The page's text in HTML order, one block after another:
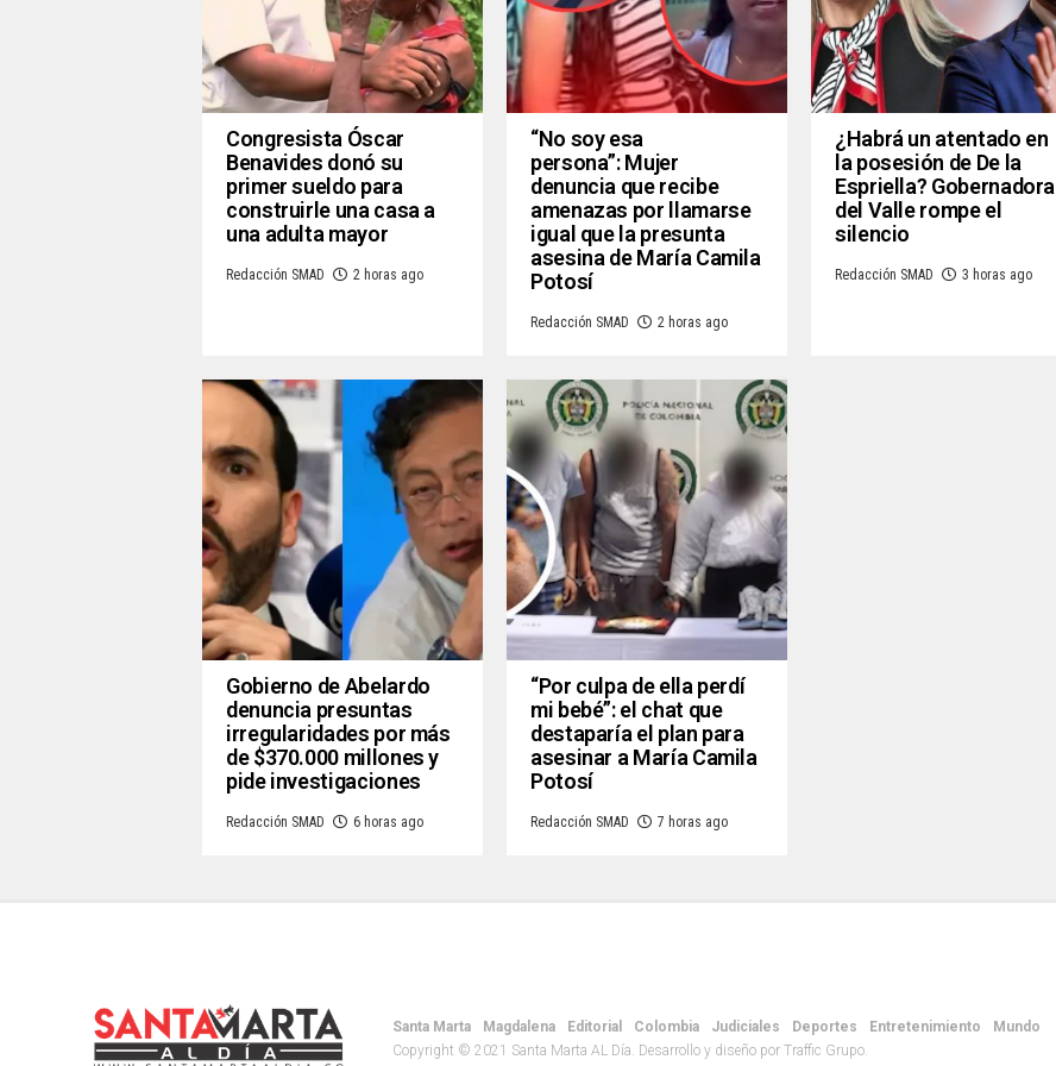
Congresista Óscar
Benavides donó su
primer sueldo para
construirle una casa a
una adulta mayor
Redacción SMAD 2 horas ago
“No soy esa
persona”: Mujer
denuncia que recibe
amenazas por llamarse
igual que la presunta
asesina de María Camila
Potosí
Redacción SMAD 2 horas ago
¿Habrá un atentado en
la posesión de De la
Espriella? Gobernadora
del Valle rompe el
silencio
Redacción SMAD 3 horas ago
Gobierno de Abelardo
denuncia presuntas
irregularidades por más
de $370.000 millones y
pide investigaciones
Redacción SMAD 6 horas ago
“Por culpa de ella perdí
mi bebé”: el chat que
destaparía el plan para
asesinar a María Camila
Potosí
Redacción SMAD 7 horas ago
Santa Marta Magdalena Editorial Colombia Judiciales Deportes Entretenimiento
Mundo
Copyright © 2021 Santa Marta AL Día. Desarrollo y diseño por Traffic Grupo.